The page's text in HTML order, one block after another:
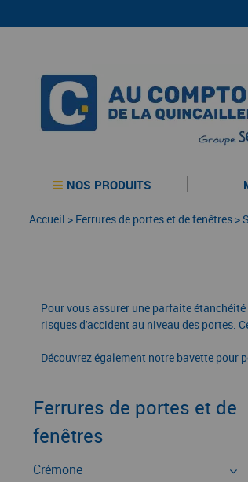
NOS PRODUITS
Accueil > Ferrures de portes et de fenêtres >
Pour vous assurer une parfaite
risques d'accident au niveau des portes.
Découvrez également notre bavette pour
Ferrures de portes et de
fenêtres
Crémone